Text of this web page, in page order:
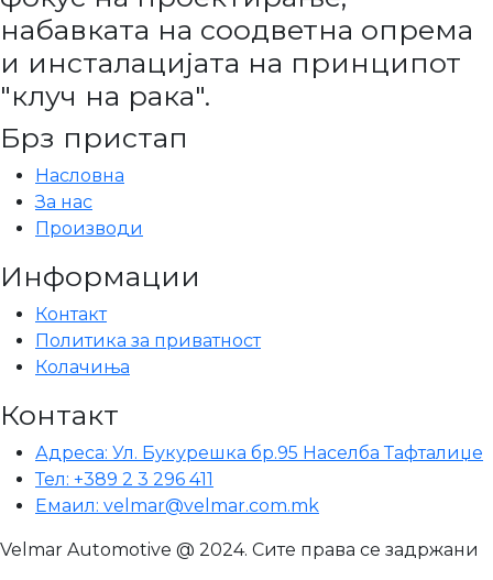
набавката на соодветна опрема
и инсталацијата на принципот
"клуч на рака".
Брз пристап
Насловна
За нас
Производи
Информации
Контакт
Политика за приватност
Колачиња
Контакт
Адреса: Ул. Букурешка бр.95 Населба Тафталиџе
Тел: +389 2 3 296 411
Емаил: velmar@velmar.com.mk
Velmar Automotive @ 2024. Сите права се задржани